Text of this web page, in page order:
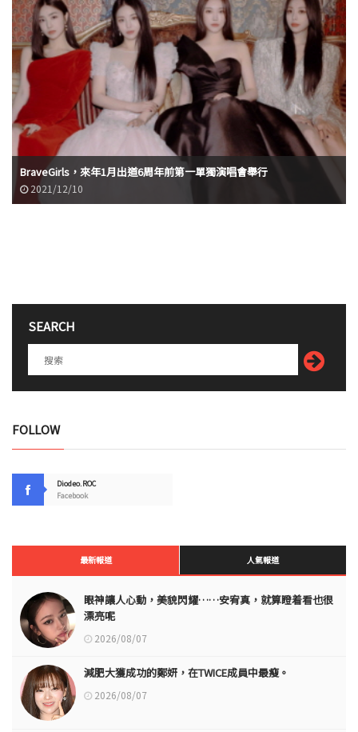
BraveGirls，來年1月出道6周年前第一單獨演唱會舉行
2021/12/10
SEARCH
FOLLOW
Diodeo.ROC
Facebook
最新報道 人氣報道
眼神讓人心動，美貌閃耀……安宥真，就算瞪着看也很
漂亮呢
2026/08/07
減肥大獲成功的鄭妍，在TWICE成員中最瘦。
2026/08/07